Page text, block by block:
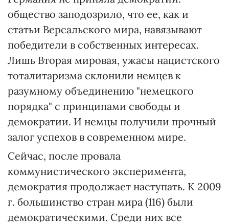
общество заподозрило, что ее, как и
статьи Версальского мира, навязывают
победители в собственных интересах.
Лишь Вторая мировая, ужасы нацистского
тоталитаризма склонили немцев к
разумному объединению "немецкого
порядка" с принципами свободы и
демократии. И немцы получили прочный
залог успехов в современном мире.
Сейчас, после провала
коммунистического эксперимента,
демократия продолжает наступать. К 2009
г. большинство стран мира (116) были
демократическими. Среди них все